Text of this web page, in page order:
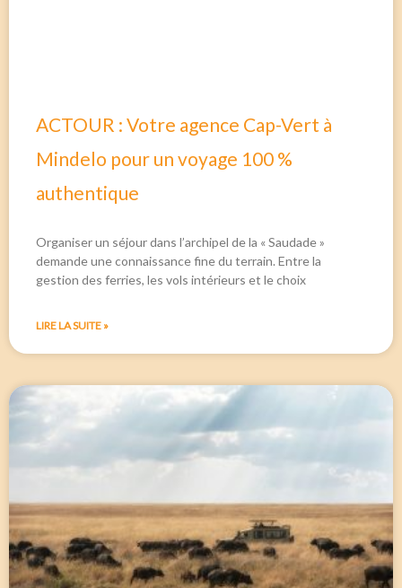
ACTOUR : Votre agence Cap-Vert à
Mindelo pour un voyage 100 %
authentique
Organiser un séjour dans l’archipel de la « Saudade »
demande une connaissance fine du terrain. Entre la
gestion des ferries, les vols intérieurs et le choix
LIRE LA SUITE »